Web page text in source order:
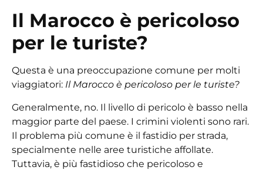
Il Marocco è pericoloso
per le turiste?
Questa è una preoccupazione comune per molti
viaggiatori: Il Marocco è pericoloso per le turiste?
Generalmente, no. Il livello di pericolo è basso nella
maggior parte del paese. I crimini violenti sono rari.
Il problema più comune è il fastidio per strada,
specialmente nelle aree turistiche affollate.
Tuttavia, è più fastidioso che pericoloso e